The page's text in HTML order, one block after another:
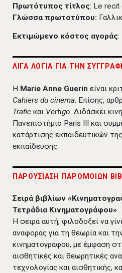
Πρωτότυπος τίτλος: Le recit
Γλώσσα πρωτοτύπου:
Εκτιμώμενο κόστος αγοράς:
ΛΙΓΑ ΛΟΓΙΑ ΓΙΑ ΤΗΝ
Η Marie Anne Guerin είναι
Cahiers du cinema. Επίσης,
Trafic και Vertigo. Διδάσκει
Πανεπιστήμιο Paris III και
κατάρτισης εκπαιδευτικών
εκπαίδευσης.
ΠΑΡΟΥΣΙΑΣΗ ΠΑΡΟΜΟΙΩΝ
Σειρά βιβλίων
Τετράδια Κινηματογράφου»
Η σειρά αυτή, φιλοδοξεί να
αναφοράς για τη θεωρία και
κινηματογράφου, με έμφαση
αισθητικές και θεωρητικές
τεχνολογίας και αισθητικής,